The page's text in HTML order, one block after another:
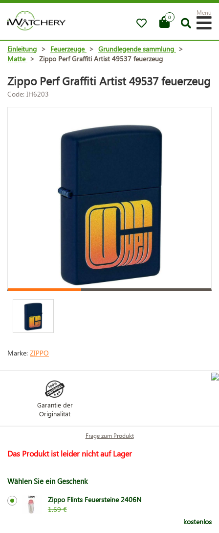
0
Menü
Einleitung > Feuerzeuge > Grundlegende sammlung >
Matte > Zippo Perf Graffiti Artist 49537 feuerzeug
Zippo Perf Graffiti Artist 49537 feuerzeug
Code: IH6203
Marke: ZIPPO
Garantie der
Originalität
Frage zum Produkt
Das Produkt ist leider nicht auf Lager
Wählen Sie ein Geschenk
Zippo Flints Feuersteine 2406N
1.69 €
kostenlos